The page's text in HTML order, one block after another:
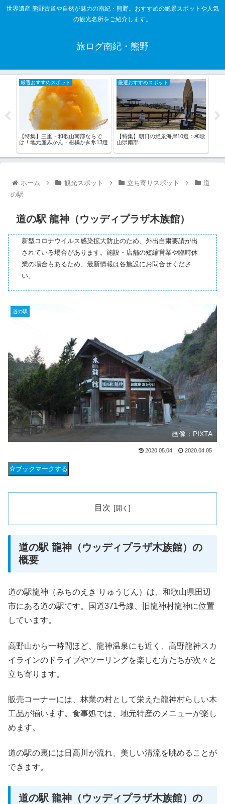
世界遺産 熊野古道や自然が魅力の南紀・熊野。おすすめの絶景スポットや人気
の観光名所をご紹介します。
旅ログ南紀・熊野
厳選おすすめスポット
【特集】三重・和歌山南部ならで
は！地元産みかん・柑橘かき氷13選
厳選おすすめスポット
【特集】朝日の絶景海岸10選：和歌
山県南部
ホーム 観光スポット 立ち寄りスポット
道
の駅
道の駅 龍神（ウッディプラザ木族館）
新型コロナウイルス感染拡大防止のため、外出自粛要請が出
されている場合があります。施設・店舗の短縮営業や臨時休
業の場合もあるため、最新情報は各施設にお問合せくださ
い。
道の駅
画像：PIXTA
2020.05.04 2020.04.05
ブックマークする
目次
道の駅 龍神（ウッディプラザ木族館）の
概要
道の駅龍神（みちのえき りゅうじん）は、和歌山県田辺
市にある道の駅です。国道371号線、旧龍神村龍神に位置
しています。
高野山から一時間ほど、龍神温泉にも近く、高野龍神スカ
イラインのドライブやツーリングを楽しむ方たちが次々と
立ち寄ります。
販売コーナーには、林業の村として栄えた龍神村らしい木
工品が揃います。食事処では、地元特産のメニューが楽し
めます。
道の駅の裏には日高川が流れ、美しい清流を眺めることが
できます。
道の駅 龍神（ウッディプラザ木族館）の